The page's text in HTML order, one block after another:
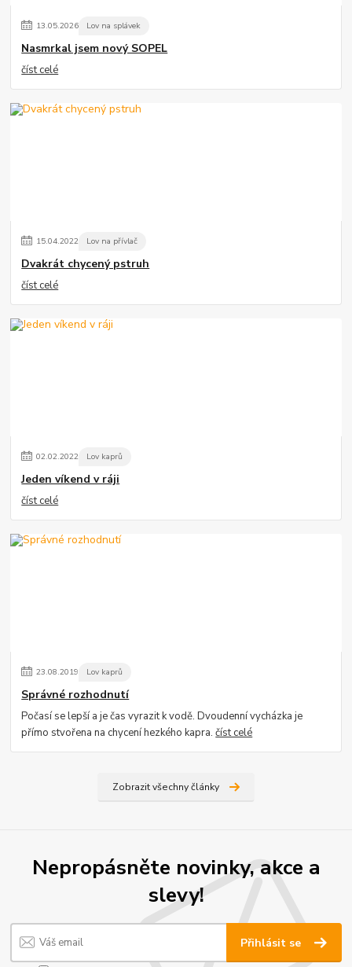
13.05.2026 Lov na splávek
Nasmrkal jsem nový SOPEL
číst celé
15.04.2022 Lov na přívlač
Dvakrát chycený pstruh
číst celé
02.02.2022 Lov kaprů
Jeden víkend v ráji
číst celé
23.08.2019 Lov kaprů
Správné rozhodnutí
Počasí se lepší a je čas vyrazit k vodě. Dvoudenní vycházka je
přímo stvořena na chycení hezkého kapra.číst celé
Zobrazit všechny články
Nepropásněte novinky, akce a
slevy!
Přihlásit se